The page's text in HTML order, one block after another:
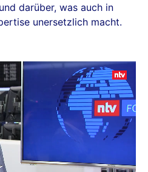
darüber, was auch in
unersetzlich macht.